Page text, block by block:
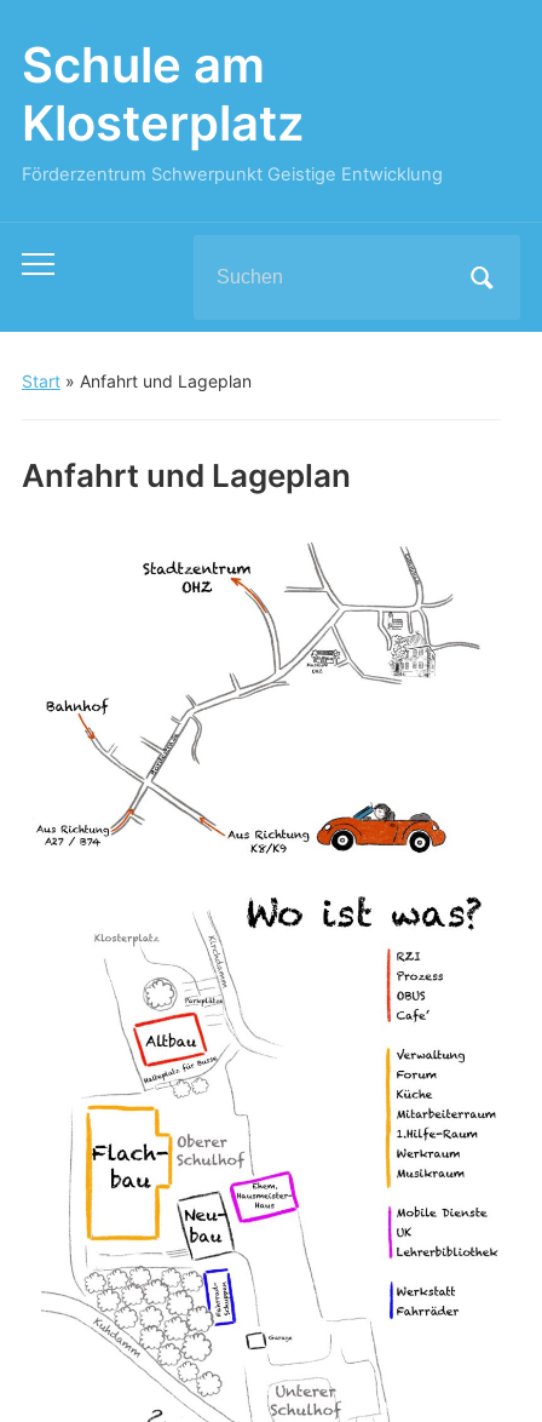
Schule am
Klosterplatz
Förderzentrum Schwerpunkt Geistige Entwicklung
Toggle
menu
for:
Start» Anfahrt und Lageplan
Anfahrt und Lageplan